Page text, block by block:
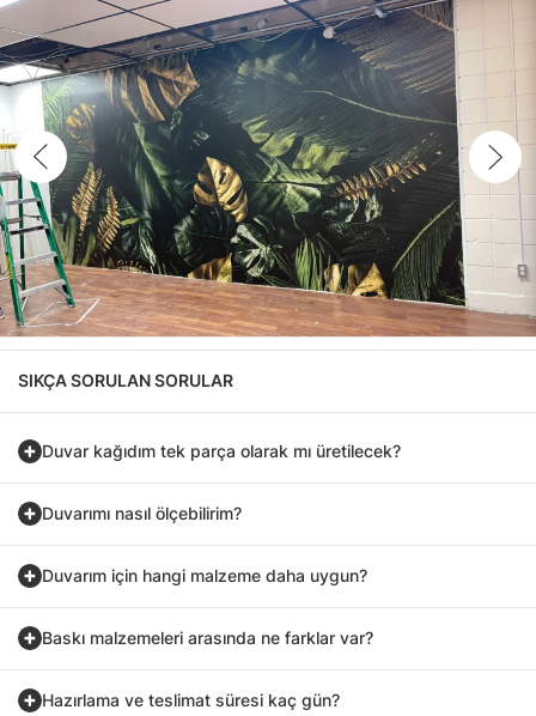
SIKÇA SORULAN SORULAR
Duvar kağıdım tek parça olarak mı üretilecek?
Duvarımı nasıl ölçebilirim?
Duvarım için hangi malzeme daha uygun?
Baskı malzemeleri arasında ne farklar var?
Hazırlama ve teslimat süresi kaç gün?